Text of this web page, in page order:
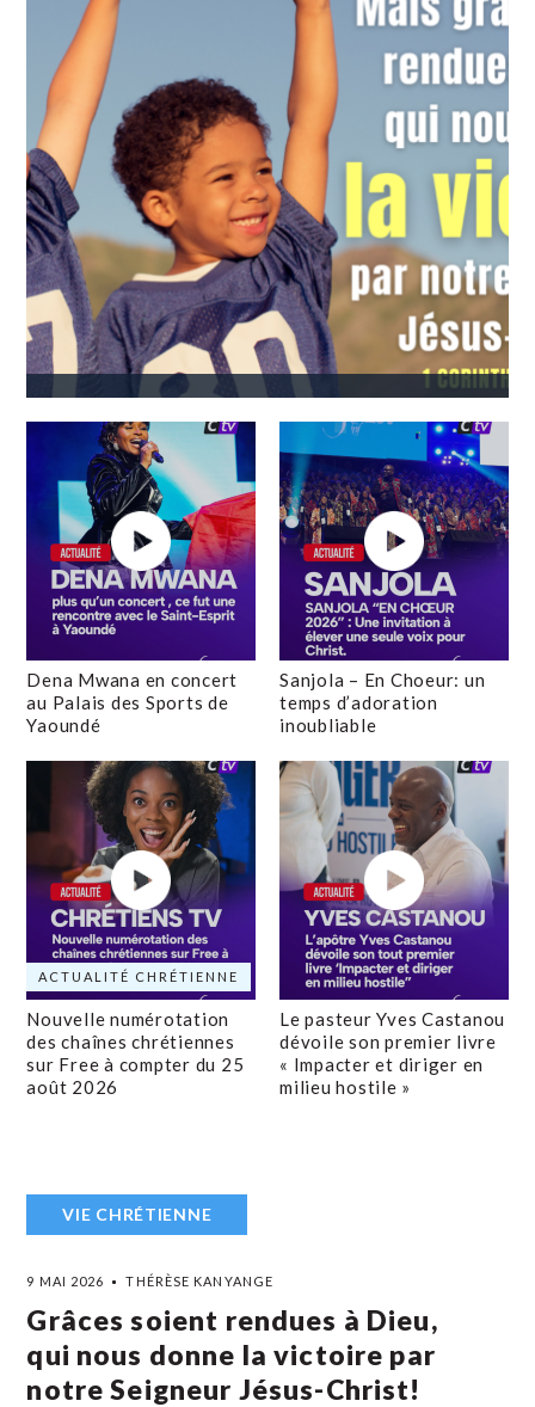
Dena Mwana en concert
au Palais des Sports de
Yaoundé
Sanjola – En Choeur: un
temps d’adoration
inoubliable
ACTUALITÉ CHRÉTIENNE
Nouvelle numérotation
des chaînes chrétiennes
sur Free à compter du 25
août 2026
Le pasteur Yves Castanou
dévoile son premier livre
« Impacter et diriger en
milieu hostile »
VIE CHRÉTIENNE
9 MAI 2026 THÉRÈSE KANYANGE
Grâces soient rendues à Dieu,
qui nous donne la victoire par
notre Seigneur Jésus-Christ!